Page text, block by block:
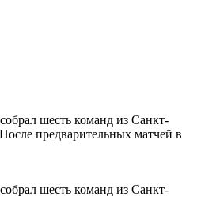
шесть команд из Санкт-
предварительных матчей в
шесть команд из Санкт-